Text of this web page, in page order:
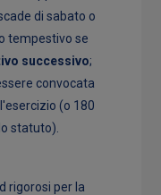
di sabato o
tempestivo se
successivo;
convocata
(o 180
statuto).
rigorosi per la